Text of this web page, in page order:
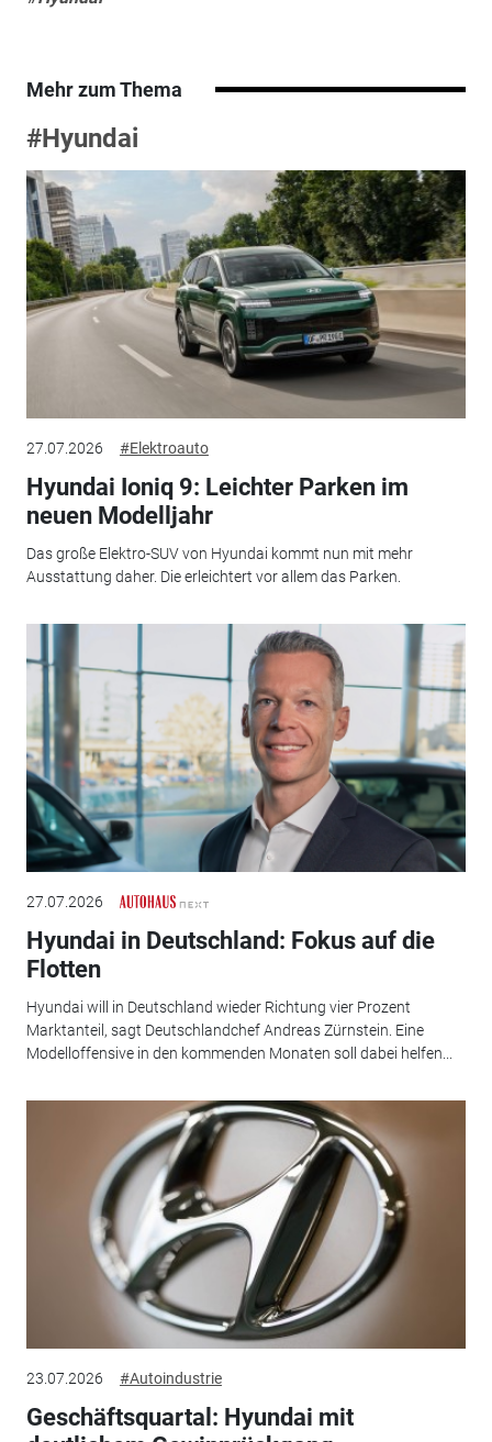
Mehr zum Thema
#Hyundai
27.07.2026 #Elektroauto
Hyundai Ioniq 9: Leichter Parken im
neuen Modelljahr
Das große Elektro-SUV von Hyundai kommt nun mit mehr
Ausstattung daher. Die erleichtert vor allem das Parken.
27.07.2026
Hyundai in Deutschland: Fokus auf die
Flotten
Hyundai will in Deutschland wieder Richtung vier Prozent
Marktanteil, sagt Deutschlandchef Andreas Zürnstein. Eine
Modelloffensive in den kommenden Monaten soll dabei helfen...
23.07.2026 #Autoindustrie
Geschäftsquartal: Hyundai mit